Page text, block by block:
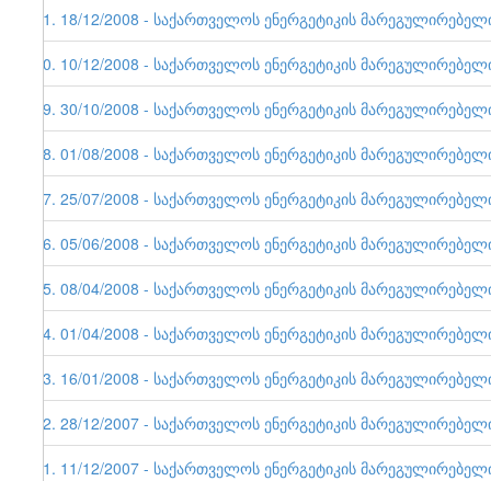
31. 18/12/2008 - საქართველოს ენერგეტიკის
30. 10/12/2008 - საქართველოს ენერგეტიკის
29. 30/10/2008 - საქართველოს ენერგეტიკის
28. 01/08/2008 - საქართველოს ენერგეტიკის
27. 25/07/2008 - საქართველოს ენერგეტიკის
26. 05/06/2008 - საქართველოს ენერგეტიკის
25. 08/04/2008 - საქართველოს ენერგეტიკის
24. 01/04/2008 - საქართველოს ენერგეტიკის
23. 16/01/2008 - საქართველოს ენერგეტიკის
22. 28/12/2007 - საქართველოს ენერგეტიკის
21. 11/12/2007 - საქართველოს ენერგეტიკის